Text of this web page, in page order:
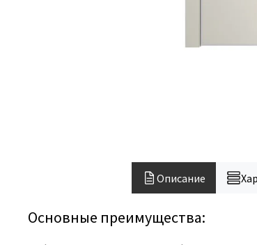
Описание
Основные преимущества: